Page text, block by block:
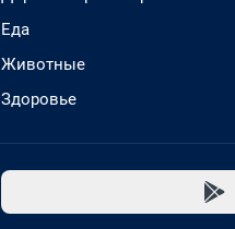
Еда
Животные
Здоровье